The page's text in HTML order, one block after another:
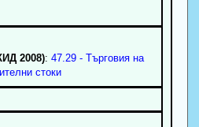
2008): 47.29 - Търговия на
стоки